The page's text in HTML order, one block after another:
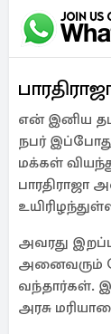
என் இனிய
நபர்
மக்கள்
பாரதிராஜா
அவரது
அனைவரும்
வந்தார்கள்.
அரசு